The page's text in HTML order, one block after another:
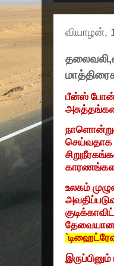
வியாழன்,
பீன்ஸ் போன்ற
செய்வதாக
உலகம்
தேவையான
`